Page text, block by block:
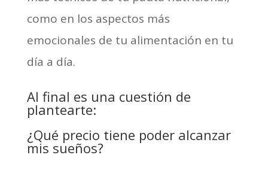
como en los aspectos más
emocionales de tu alimentación en tu
día a día.
Al final es una cuestión de
plantearte:
¿Qué precio tiene poder alcanzar
mis sueños?